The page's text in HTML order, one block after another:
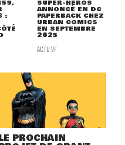
:
SUPER-HÉROS
ANNONCÉ EN DC
PAPERBACK CHEZ
URBAN COMICS
EN SEPTEMBRE
2025
ACTU VF
PROCHAIN